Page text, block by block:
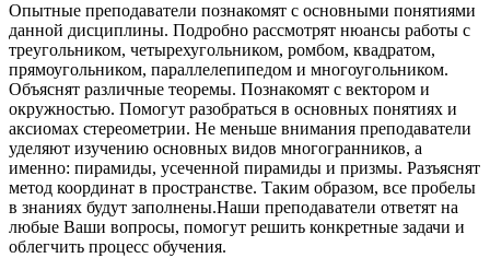
Опытные преподаватели познакомят с основными понятиями
данной дисциплины. Подробно рассмотрят нюансы работы с
треугольником, четырехугольником, ромбом, квадратом,
прямоугольником, параллелепипедом и многоугольником.
Объяснят различные теоремы. Познакомят с вектором и
окружностью. Помогут разобраться в основных понятиях и
аксиомах стереометрии. Не меньше внимания преподаватели
уделяют изучению основных видов многогранников, а
именно: пирамиды, усеченной пирамиды и призмы. Разъяснят
метод координат в пространстве. Таким образом, все пробелы
в знаниях будут заполнены.Наши преподаватели ответят на
любые Ваши вопросы, помогут решить конкретные задачи и
облегчить процесс обучения.